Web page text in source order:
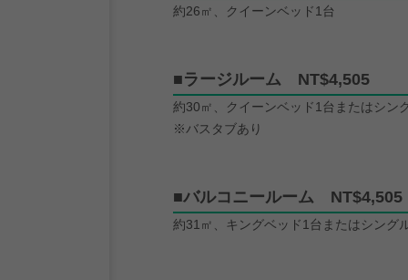
約26㎡、クイーンベッド1台
■ラージルーム NT$4,505
約30㎡、クイーンベッド1台またはシン
※バスタブあり
■バルコニールーム NT$4,505
約31㎡、キングベッド1台またはシング